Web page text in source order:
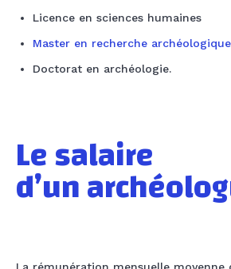
Licence en sciences humaines
Master en recherche archéologique
Doctorat en archéologie.
Le salaire ​
d’un